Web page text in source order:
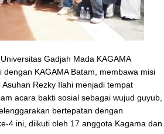
Gadjah Mada KAGAMA
KAGAMA Batam, membawa misi
Rezky Ilahi menjadi tempat
acara bakti sosial sebagai wujud guyub,
bertepatan dengan
4 ini, diikuti oleh 17 anggota Kagama dan